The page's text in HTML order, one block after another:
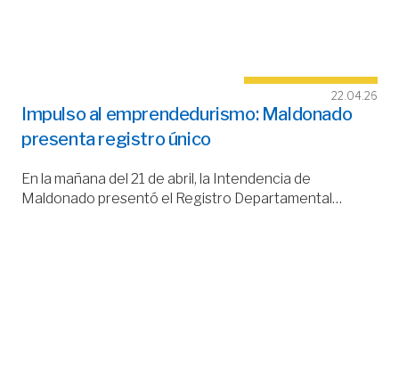
22.04.26
Impulso al emprendedurismo: Maldonado
presenta registro único
En la mañana del 21 de abril, la Intendencia de
Maldonado presentó el Registro Departamental…